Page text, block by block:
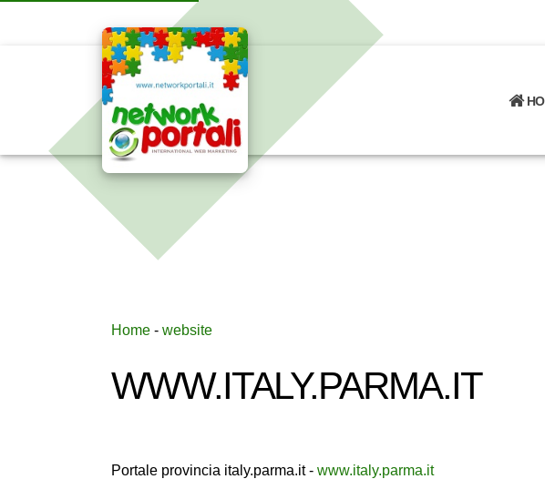
Home - website
WWW.ITALY.PARMA.IT
Portale provincia italy.parma.it - www.italy.parma.it